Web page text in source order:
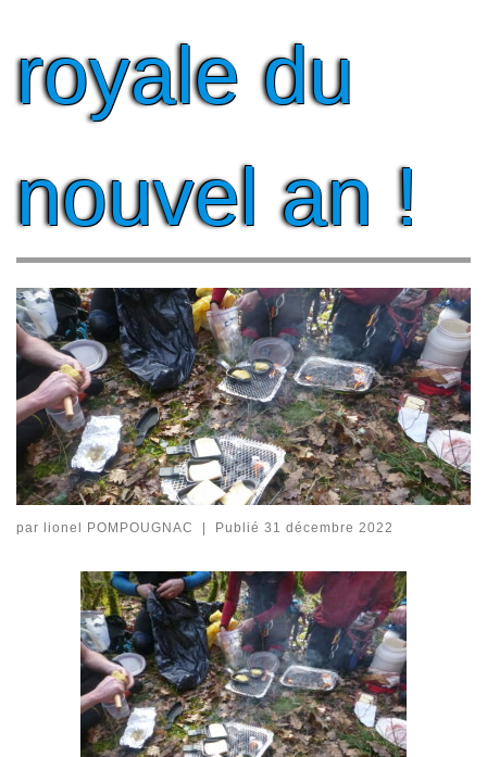
royale du
nouvel an !
par lionel POMPOUGNAC Publié 31 décembre 2022